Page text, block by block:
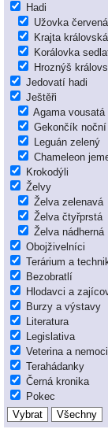
Hadi
Užovka červená
Krajta královská
Korálovka
Hroznýš
Jedovatí hadi
Ještěři
Agama vousatá
Gekončík noční
Leguán zelený
Chameleon
Krokodýli
Želvy
Želva zelenavá
Želva čtyřprstá
Želva nádherná
Obojživelníci
Terárium a
Bezobratlí
Hlodavci a
Burzy a výstavy
Literatura
Legislativa
Veterina a nemoci
Terahádanky
Černá kronika
Pokec